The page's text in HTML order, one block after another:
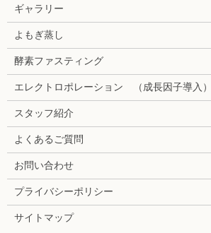
ギャラリー
よもぎ蒸し
酵素ファスティング
エレクトロポレーション （成長因子導入）
スタッフ紹介
よくあるご質問
お問い合わせ
プライバシーポリシー
サイトマップ